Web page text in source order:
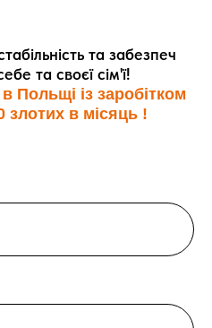
та забезпеч
та своєї сім'ї!
Польщі із заробітком
злотих в місяць !